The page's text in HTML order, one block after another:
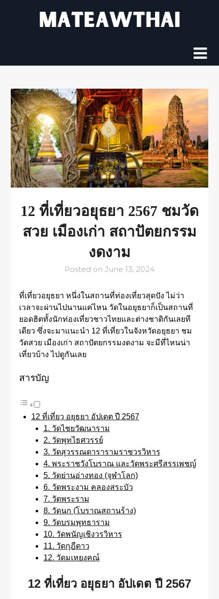
12 ที่เที่ยวอยุธยา 2567 ชมวัด
สวย เมืองเก่า สถาปัตยกรรม
งดงาม
Posted on June 13, 2024
ที่เที่ยวอยุธยา หนึ่งในสถานที่ท่องเที่ยวสุดปัง ไม่ว่า
เวลาจะผ่านไปนานแค่ไหน วัดในอยุธยาก็เป็นสถานที่
ยอดฮิตทั้งนักท่องเที่ยวชาวไทยและต่างชาติกันเลยที
เดียว ซึ่งจะมาแนะนำ 12 ที่เที่ยวในจังหวัดอยุธยา ชม
วัดสวย เมืองเก่า สถาปัตยกรรมงดงาม จะมีที่ไหนน่า
เที่ยวบ้าง ไปดูกันเลย
สารบัญ
12 ที่เที่ยว อยุธยา อัปเดต ปี 2567
1. วัดไชยวัฒนาราม
2. วัดพุทไธศวรรย์
3. วัดสุวรรณดารารามราชวรวิหาร
4. พระราชวังโบราณ และวัดพระศรีสรรเพชญ์
5. วัดย่านอ่างทอง (จุฬาโลก)
6. วัดพระงาม คลองสระบัว
7. วัดพระราม
8. วัดนก (โบราณสถานร้าง)
9. วัดบรมพุทธาราม
10. วัดพนัญเชิงวรวิหาร
11. วัดกุฎีดาว
12. วัดมเหยงคณ์
12 ที่เที่ยว อยุธยา อัปเดต ปี 2567